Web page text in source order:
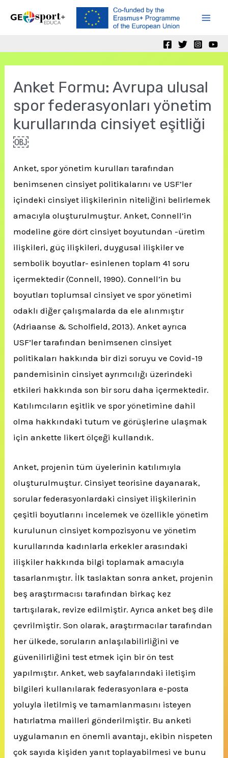
Anket Formu: Avrupa ulusal
spor federasyonları yönetim
kurullarında cinsiyet eşitliği
￼
Anket, spor yönetim kurulları tarafından
benimsenen cinsiyet politikalarını ve USF’ler
içindeki cinsiyet ilişkilerinin niteliğini belirlemek
amacıyla oluşturulmuştur. Anket, Connell’in
modeline göre dört cinsiyet boyutundan -üretim
ilişkileri, güç ilişkileri, duygusal ilişkiler ve
sembolik boyutlar- esinlenen toplam 41 soru
içermektedir (Connell, 1990). Connell’in bu
boyutları toplumsal cinsiyet ve spor yönetimi
odaklı diğer çalışmalarda da ele alınmıştır
(Adriaanse & Scholfield, 2013). Anket ayrıca
USF’ler tarafından benimsenen cinsiyet
politikaları hakkında bir dizi soruyu ve Covid-19
pandemisinin cinsiyet ayrımcılığı üzerindeki
etkileri hakkında son bir soru daha içermektedir.
Katılımcıların eşitlik ve spor yönetimine dahil
olma hakkındaki tutum ve görüşlerine ulaşmak
için ankette likert ölçeği kullandık.
Anket, projenin tüm üyelerinin katılımıyla
oluşturulmuştur. Cinsiyet teorisine dayanarak,
sorular federasyonlardaki cinsiyet ilişkilerinin
çeşitli boyutlarını incelemek ve özellikle yönetim
kurulunun cinsiyet kompozisyonu ve yönetim
kurullarında kadınlarla erkekler arasındaki
ilişkiler hakkında bilgi toplamak amacıyla
tasarlanmıştır. İlk taslaktan sonra anket, projenin
beş araştırmacısı tarafından birkaç kez
tartışılarak, revize edilmiştir. Ayrıca anket beş dile
çevrilmiştir. Son olarak, araştırmacılar tarafından
her ülkede, soruların anlaşılabilirliğini ve
güvenilirliğini test etmek için bir ön test
yapılmıştır. Anket, web sayfalarındaki iletişim
bilgileri kullanılarak federasyonlara e-posta
yoluyla iletilmiş ve tamamlanmasını isteyen
hatırlatma mailleri gönderilmiştir. Bu anketi
uygulamanın en önemli avantajı, ekibin nispeten
çok sayıda kişiden yanıt toplayabilmesi ve bunu